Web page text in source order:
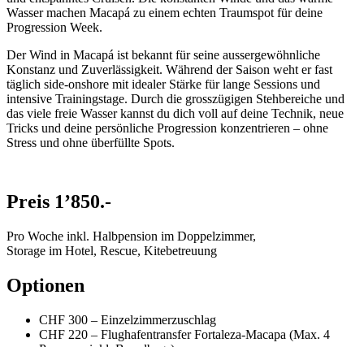
Wasser machen Macapá zu einem echten Traumspot für deine
Progression Week.
Der Wind in Macapá ist bekannt für seine aussergewöhnliche
Konstanz und Zuverlässigkeit. Während der Saison weht er fast
täglich side-onshore mit idealer Stärke für lange Sessions und
intensive Trainingstage. Durch die grosszügigen Stehbereiche und
das viele freie Wasser kannst du dich voll auf deine Technik, neue
Tricks und deine persönliche Progression konzentrieren – ohne
Stress und ohne überfüllte Spots.
Preis 1’850.-
Pro Woche inkl. Halbpension im Doppelzimmer,
Storage im Hotel, Rescue, Kitebetreuung
Optionen
CHF 300 – Einzelzimmerzuschlag
CHF 220 – Flughafentransfer Fortaleza-Macapa (Max. 4